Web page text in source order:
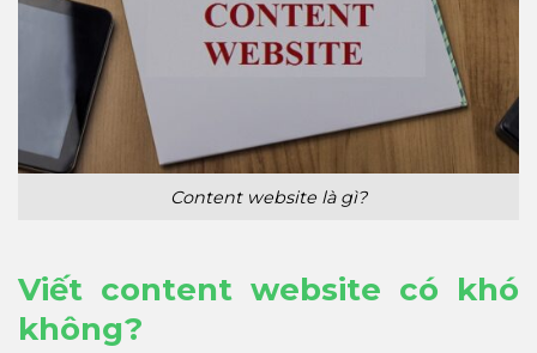
Content website là gì?
Viết content website có khó
không?